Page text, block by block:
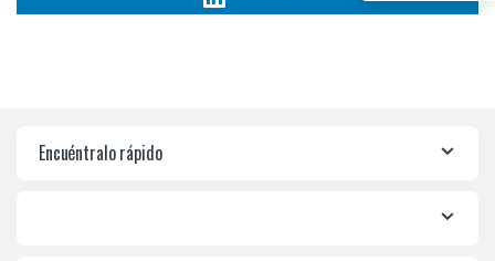
Encuéntralo rápido